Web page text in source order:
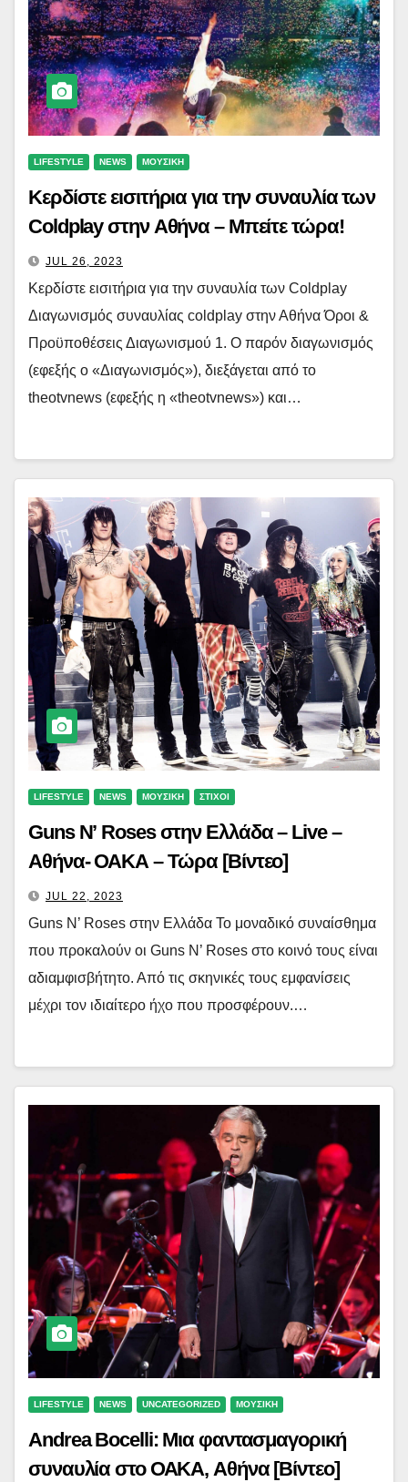
LIFESTYLE NEWS ΜΟΥΣΙΚΗ
Κερδίστε εισιτήρια για την συναυλία των
Coldplay στην Αθήνα – Μπείτε τώρα!
JUL 26, 2023
Κερδίστε εισιτήρια για την συναυλία των Coldplay
Διαγωνισμός συναυλίας coldplay στην Αθήνα Όροι &
Προϋποθέσεις Διαγωνισμού 1. Ο παρόν διαγωνισμός
(εφεξής ο «Διαγωνισμός»), διεξάγεται από το
theotvnews (εφεξής η «theotvnews») και…
LIFESTYLE NEWS ΜΟΥΣΙΚΗ ΣΤΙΧΟΙ
Guns N’ Roses στην Ελλάδα – Live –
Αθήνα- ΟΑΚΑ – Τώρα [Βίντεο]
JUL 22, 2023
Guns N’ Roses στην Ελλάδα Το μοναδικό συναίσθημα
που προκαλούν οι Guns N’ Roses στο κοινό τους είναι
αδιαμφισβήτητο. Από τις σκηνικές τους εμφανίσεις
μέχρι τον ιδιαίτερο ήχο που προσφέρουν.…
LIFESTYLE NEWS UNCATEGORIZED ΜΟΥΣΙΚΗ
Andrea Bocelli: Μια φαντασμαγορική
συναυλία στο ΟΑΚΑ, Αθήνα [Βίντεο]